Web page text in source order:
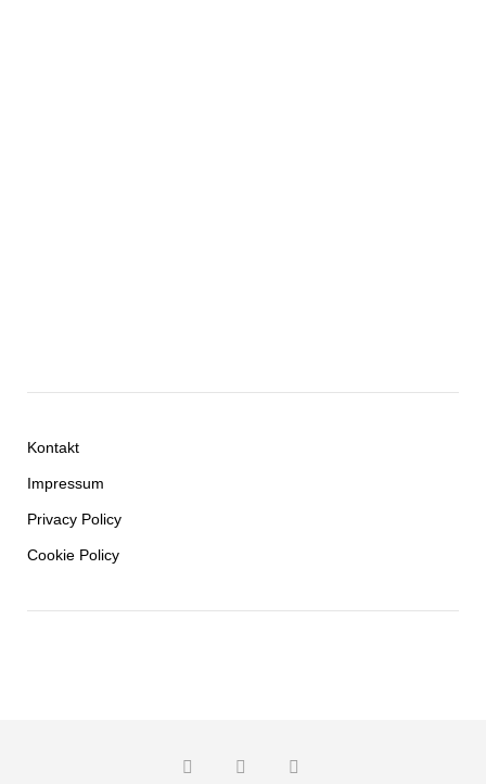
Kontakt
Impressum
Privacy Policy
Cookie Policy